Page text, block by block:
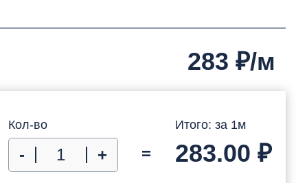
283 ₽/м
Кол-во
- + =
Итого: за 1м
283.00 ₽